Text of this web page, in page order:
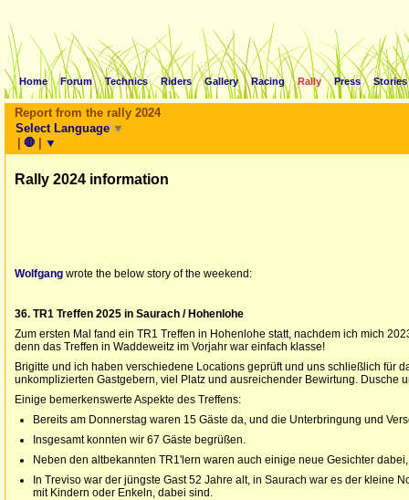
Home Forum Technics Riders Gallery Racing Rally Press Stories
Report from the rally 2024
Select Language ▼
| 🛑 | ▼
Rally 2024 information
Wolfgang wrote the below story of the weekend:
36. TR1 Treffen 2025 in Saurach / Hohenlohe
Zum ersten Mal fand ein TR1 Treffen in Hohenlohe statt, nachdem ich mich
denn das Treffen in Waddeweitz im Vorjahr war einfach klasse!
Brigitte und ich haben verschiedene Locations geprüft und uns schließlich für
unkomplizierten Gastgebern, viel Platz und ausreichender Bewirtung. Dusche
Einige bemerkenswerte Aspekte des Treffens:
Bereits am Donnerstag waren 15 Gäste da, und die Unterbringung und
Insgesamt konnten wir 67 Gäste begrüßen.
Neben den altbekannten TR1'lern waren auch einige neue Gesichter
In Treviso war der jüngste Gast 52 Jahre alt, in Saurach war es der kleine
mit Kindern oder Enkeln, dabei sind.